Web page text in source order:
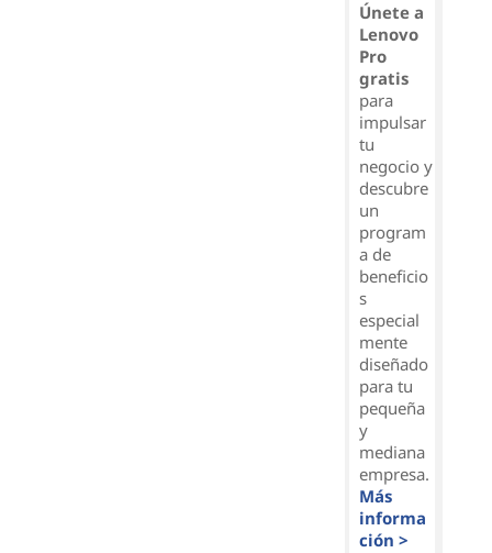
Únete a
Lenovo
Pro
gratis
para
impulsar
tu
negocio y
descubre
un
program
a de
beneficio
s
especial
mente
diseñado
para tu
pequeña
y
mediana
empresa.
Más
informa
ción >